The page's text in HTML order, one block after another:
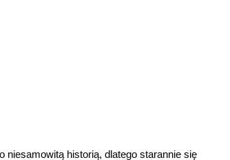
historią, dlatego starannie się